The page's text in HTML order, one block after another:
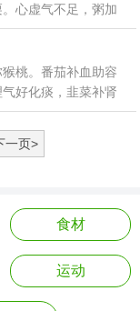
心虚气不足，粥加
仁。润肺又止咳，
绿豆粥。乌
桃。番茄补血助容
好化痰，韭菜补肾
能治血压高。白菜
冬瓜消肿有
一页>
食材
运动